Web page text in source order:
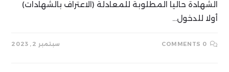
الشهادة حاليا المطلوبة للمعادلة (الاعتراف بالشهادات)
أولا للدخول…
0 COMMENTS سبتمبر 2, 2023